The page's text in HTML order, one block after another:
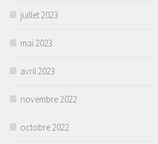
juillet 2023
mai 2023
avril 2023
novembre 2022
octobre 2022